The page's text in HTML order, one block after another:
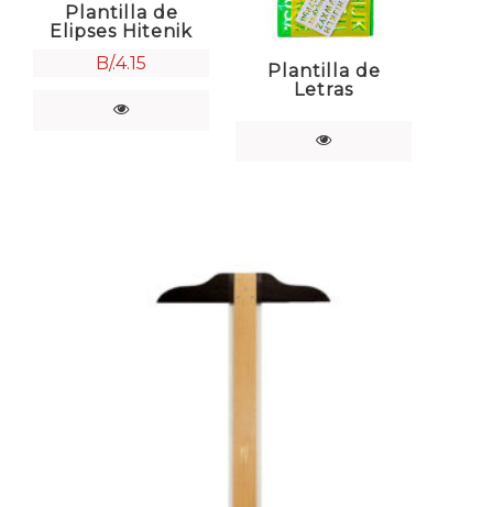
Plantilla de
Elipses Hitenik
B/.4.15
Plantilla de
Letras